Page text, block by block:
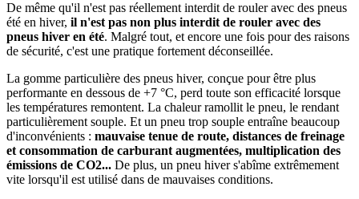
De même qu'il n'est pas réellement interdit de rouler avec des pneus
été en hiver, il n'est pas non plus interdit de rouler avec des
pneus hiver en été. Malgré tout, et encore une fois pour des raisons
de sécurité, c'est une pratique fortement déconseillée.
La gomme particulière des pneus hiver, conçue pour être plus
performante en dessous de +7 °C, perd toute son efficacité lorsque
les températures remontent. La chaleur ramollit le pneu, le rendant
particulièrement souple. Et un pneu trop souple entraîne beaucoup
d'inconvénients : mauvaise tenue de route, distances de freinage
et consommation de carburant augmentées, multiplication des
émissions de CO2... De plus, un pneu hiver s'abîme extrêmement
vite lorsqu'il est utilisé dans de mauvaises conditions.